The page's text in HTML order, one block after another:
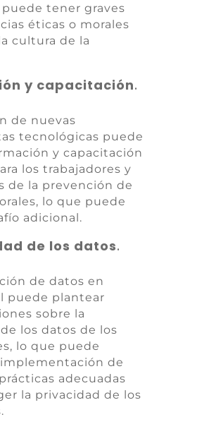
tener graves
éticas o morales
cultura de la
y capacitación.
de nuevas
tecnológicas puede
y capacitación
los trabajadores y
de la prevención de
lo que puede
adicional.
de los datos.
de datos en
puede plantear
sobre la
los datos de los
lo que puede
de
adecuadas
la privacidad de los